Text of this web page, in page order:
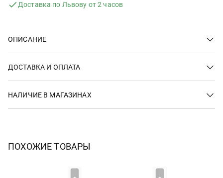
Доставка по Львову от 2 часов
ОПИСАНИЕ
ДОСТАВКА И ОПЛАТА
НАЛИЧИЕ В МАГАЗИНАХ
ПОХОЖИЕ ТОВАРЫ